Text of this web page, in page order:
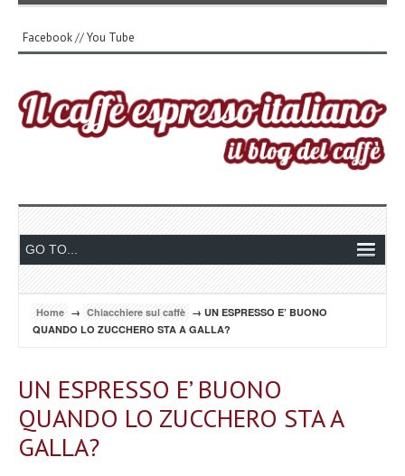
Facebook//You Tube
Home → Chiacchiere sul caffè → UN ESPRESSO E’ BUONO
QUANDO LO ZUCCHERO STA A GALLA?
UN ESPRESSO E’ BUONO
QUANDO LO ZUCCHERO STA A
GALLA?